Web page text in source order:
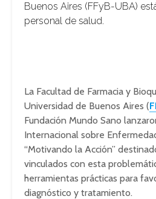
Buenos Aires (FFyB-UBA)
personal de salud.
La Facultad de Farmacia y
Universidad de Buenos Aires (
Fundación Mundo Sano
Internacional sobre
“Motivando la Acción”
vinculados con esta
herramientas prácticas para
diagnóstico y tratamiento.